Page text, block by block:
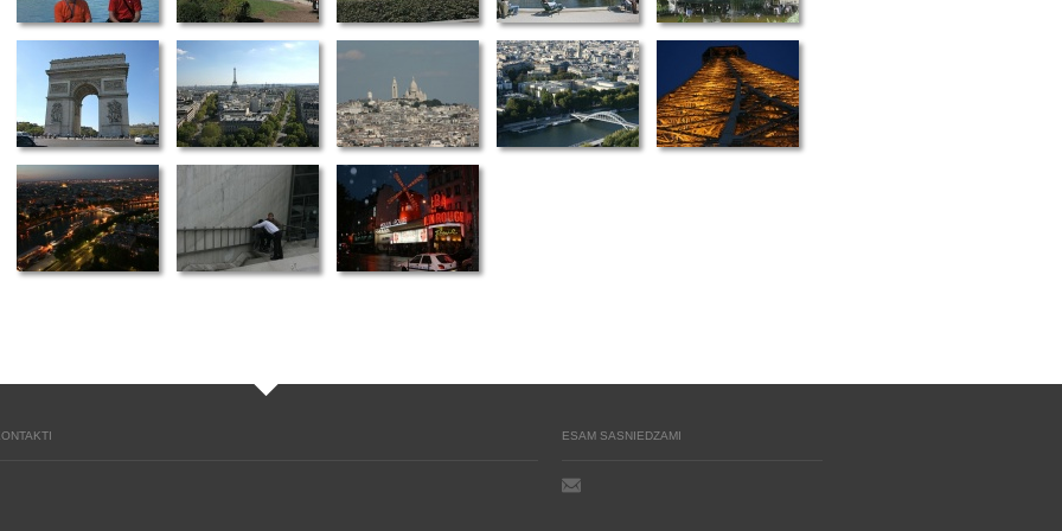
ESAM SASNIEDZAMI